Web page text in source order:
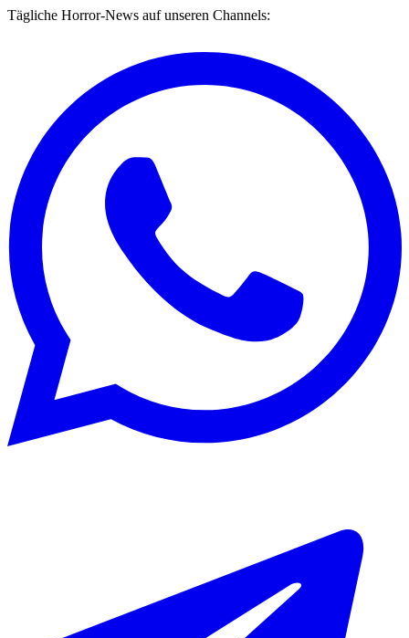
Tägliche Horror-News auf unseren Channels: